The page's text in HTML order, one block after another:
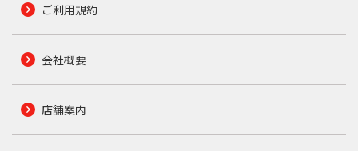
ご利用規約
会社概要
店舗案内